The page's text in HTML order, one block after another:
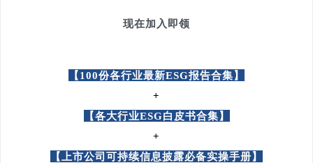
现在加入即领
【100份各行业最新ESG报告合集】
+
【各大行业ESG白皮书合集】
+
【上市公司可持续信息披露必备实操手册】